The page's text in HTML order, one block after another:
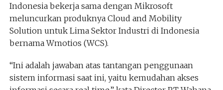
Indonesia bekerja sama dengan Mikrosoft
meluncurkan produknya Cloud and Mobility
Solution untuk Lima Sektor Industri di Indonesia
bernama Wmotios (WCS).
“Ini adalah jawaban atas tantangan penggunaan
sistem informasi saat ini, yaitu kemudahan akses